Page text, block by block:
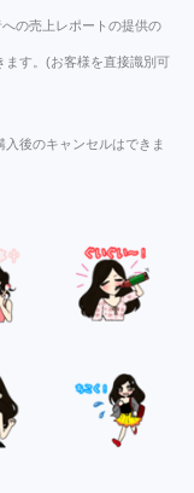
の売上レポートの提供の
ます。(お客様を直接識別可
後のキャンセルはできま